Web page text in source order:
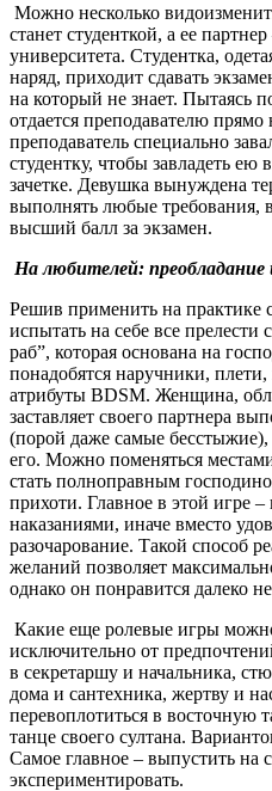
Можно несколько
станет студенткой, а ее
университета. Студентка,
наряд, приходит сдавать
на который не знает. Пытаясь
отдается преподавателю
преподаватель специально
студентку, чтобы завладеть
зачетке. Девушка вынуждена
выполнять любые требования,
высший балл за экзамен.
На любителей: преобладание
Решив применить на
испытать на себе все
раб”, которая основана на
понадобятся наручники,
атрибуты BDSM. Женщина,
заставляет своего партнера
(порой даже самые бесстыжие),
его. Можно поменяться
стать полноправным
прихоти. Главное в этой игре –
наказаниями, иначе вместо
разочарование. Такой способ
желаний позволяет
однако он понравится далеко
Какие еще ролевые игры
исключительно от
в секретаршу и начальника,
дома и сантехника, жертву и
перевоплотиться в восточную
танце своего султана.
Самое главное – выпустить на
экспериментировать.